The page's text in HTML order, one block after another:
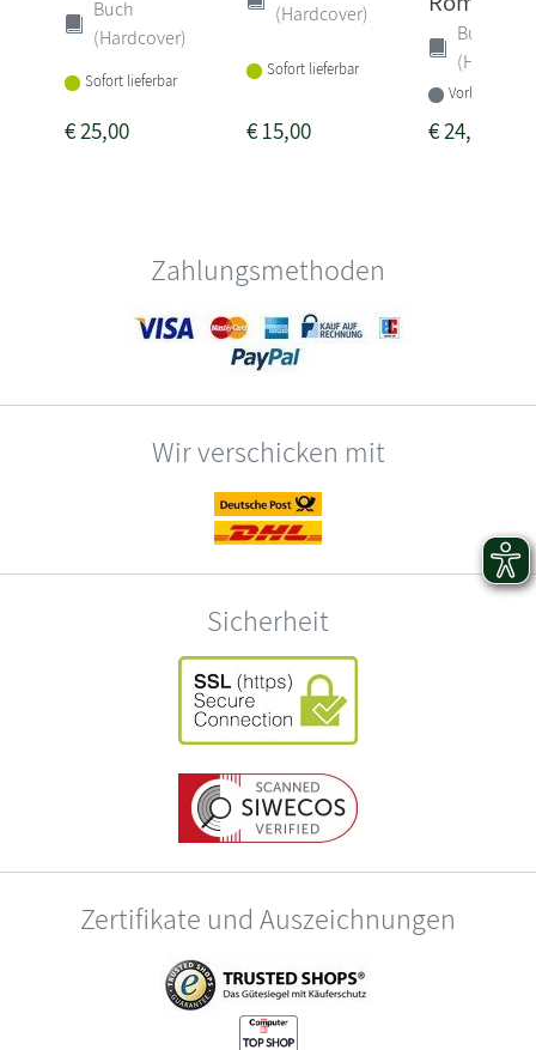
Buch
(Hardcover)
Sofort lieferbar
€25,00
(Hardcover)
Sofort lieferbar
€15,00
Buch
Vorbestellbar
€24,00
Zahlungsmethoden
Wir verschicken mit
Sicherheit
Zertifikate und Auszeichnungen